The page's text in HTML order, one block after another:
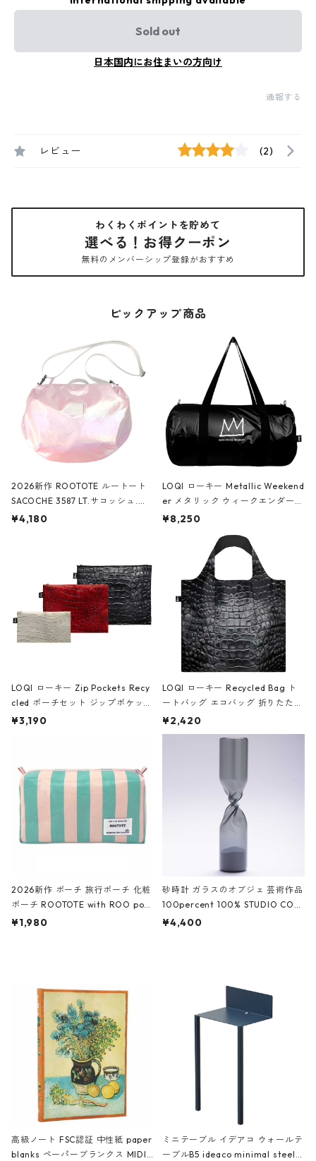
Sold out
日本国内にお住まいの方向け
通報する
レビュー (2)
わくわくポイントを貯めて
選べる！お得クーポン
無料のメンバーシップ登録がおすすめ
ピックアップ商品
2026新作 ROOTOTE ルートート
SACOCHE 3587 LT.サコッシュ.ル
ミエ-B ショルダーバッグ グロスピ
¥4,180
LOQI ローキー Metallic Weekend
er メタリック ウィークエンダー
ボストンバッグ ショルダーバッグ
Black ジャン=ミッシェル・バスキ
ア/クラウン ブラック
¥8,250
LOQI ローキー Zip Pockets Recy
cled ポーチセット ジップポケット
ファスナーポーチ 撥水加工 トラベ
ーガンディー、オフホワイト
¥3,190
LOQI ローキー Recycled Bag ト
ートバッグ エコバッグ 折りたたみ
大きめ 撥水加工 収納ポーチ CRO
CODILE/Black クロコダイル/ブラ
¥2,420
2026新作 ポーチ 旅行ポーチ 化粧
ポーチ ROOTOTE with ROO pou
ch 3532 ルートート WR.ポーチ.ラ
¥1,980
砂時計 ガラスのオブジェ 芸術作品
100percent 100% STUDIO COH
AKU Timeless 100パーセント ス
¥4,400
高級ノート FSC認証 中性紙 paper
blanks ペーパーブランクス MIDI
ミニテーブル イデアコ ウォールテ
ーブルB5 ideaco minimal steel f